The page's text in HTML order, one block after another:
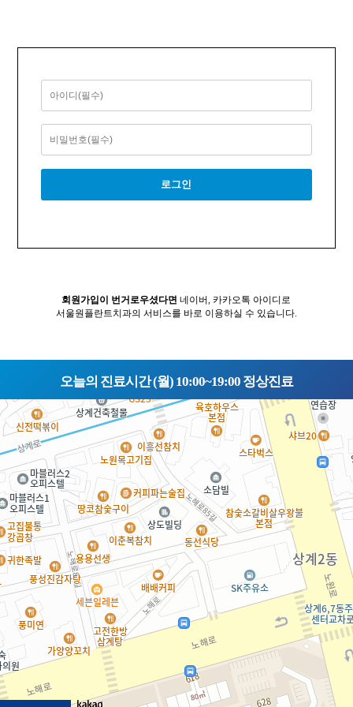
회원가입이 번거로우셨다면 네이버, 카카오톡 아이디로
서울원플란트치과의 서비스를 바로 이용하실 수 있습니다.
오늘의 진료시간 (월) 10:00~19:00 정상진료